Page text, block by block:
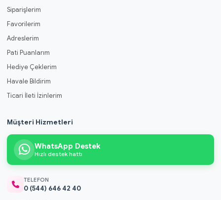
Siparişlerim
Favorilerim
Adreslerim
Pati Puanlarım
Hediye Çeklerim
Havale Bildirim
Ticari İleti İzinlerim
Müşteri Hizmetleri
WhatsApp Destek
Hızlı destek hattı
TELEFON
0 (544) 646 42 40